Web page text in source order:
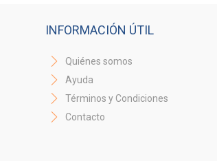
INFORMACIÓN ÚTIL
Quiénes somos
Ayuda
Términos y Condiciones
Contacto